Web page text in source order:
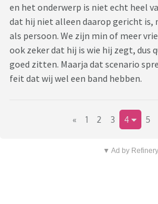
en het onderwerp is niet echt heel
dat hij niet alleen daarop gericht is,
als persoon. We zijn min of meer
ook zeker dat hij is wie hij zegt, dus
goed zitten. Maarja dat scenario
feit dat wij wel een band hebben.
« 1 2 3 4 5
▼ Ad by